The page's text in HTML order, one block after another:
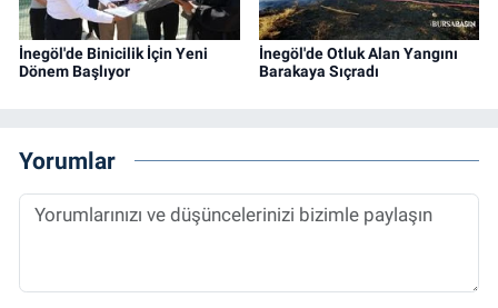
İnegöl'de Binicilik İçin Yeni
Dönem Başlıyor
İnegöl'de Otluk Alan Yangını
Barakaya Sıçradı
Yorumlar